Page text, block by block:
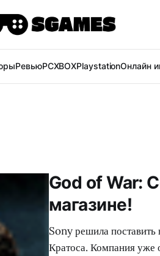
РевьюPCXBOXPlaystationОнлайн
God of War:
магазине!
Sony решила поставить
Кратоса. Компания